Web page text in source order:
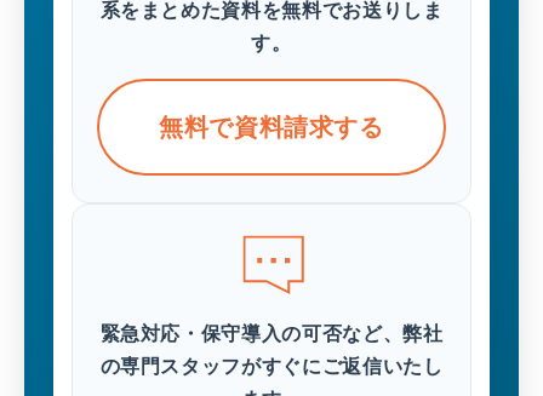
系をまとめた資料を無料でお送りしま
す。
無料で資料請求する
緊急対応・保守導入の可否など、弊社
の専門スタッフがすぐにご返信いたし